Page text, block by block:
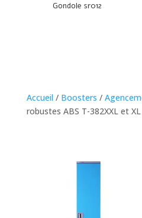
Gondole sr012
Accueil / Boosters /
robustes ABS T-382XXL et XL